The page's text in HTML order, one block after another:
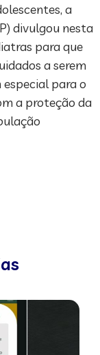
a
divulgou nesta
para que
a serem
para o
a proteção da